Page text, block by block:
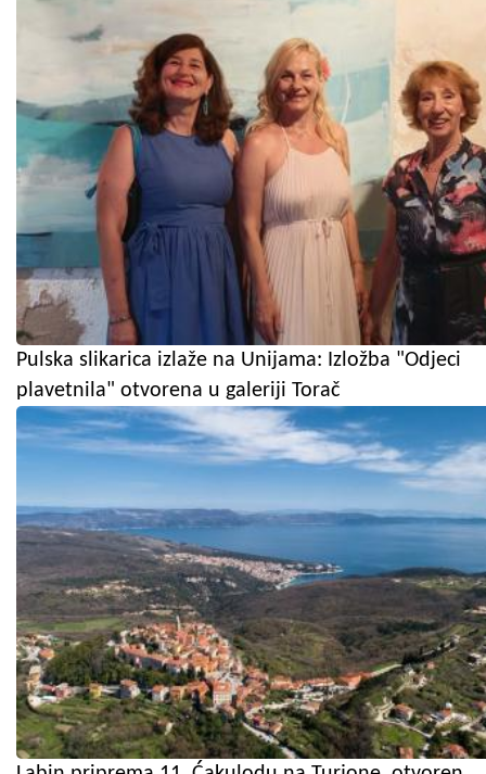
Pulska slikarica izlaže na Unijama: Izložba "Odjeci
plavetnila" otvorena u galeriji Torač